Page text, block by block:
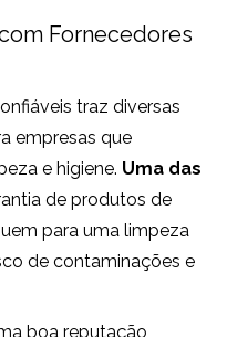
Fornecedores
traz diversas
empresas que
e higiene. Uma das
de produtos de
para uma limpeza
de contaminações e
boa reputação